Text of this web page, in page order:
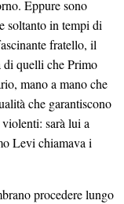
Eppure sono
soltanto in tempi di
fratello, il
quelli che Primo
mano a mano che
che garantiscono
sarà lui a
Levi chiamava i
procedere lungo